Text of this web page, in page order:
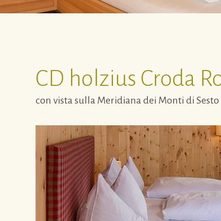
CD holzius Croda
con vista sulla Meridiana dei Monti di Sesto